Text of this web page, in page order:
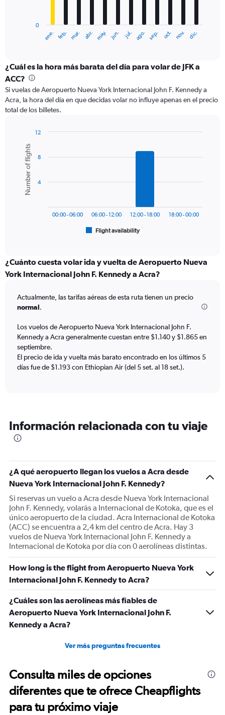
categories.
Range:
12
categories.
The
chart
axis
displaying
values.
Range:
ene. feb. mar. abr. may. jun. jul. ago. sep. oct. nov. dic.
0
¿Cuál es la hora más barata del día para volar de JFK a
ACC?
Si vuelas de Aeropuerto Nueva York Internacional John F. Kennedy a
Acra, la hora del día en que decidas volar no influye apenas en el precio
total de los billetes.
chart
with
bars.
The
categories.
Range:
The
chart
1
Y
axis
displaying
Number
12.
Chart
graphic.
Number of flights
Flight availability
00:00 - 06:00 06:00 - 12:00 12:00 - 18:00 18:00 - 00:00
4
8
12
¿Cuánto cuesta volar ida y vuelta de Aeropuerto Nueva
York Internacional John F. Kennedy a Acra?
Actualmente, las tarifas aéreas de esta ruta tienen un precio
normal.
Los vuelos de Aeropuerto Nueva York Internacional John F.
Kennedy a Acra generalmente cuestan entre $1.140 y $1.865 en
septiembre.
El precio de ida y vuelta más barato encontrado en los últimos 5
días fue de $1.193 con Ethiopian Air (del 5 set. al 18 set.).
Información relacionada con tu viaje
¿A qué aeropuerto llegan los vuelos a Acra desde
Nueva York Internacional John F. Kennedy?
Si reservas un vuelo a Acra desde Nueva York Internacional
John F. Kennedy, volarás a Internacional de Kotoka, que es el
único aeropuerto de la ciudad. Acra Internacional de Kotoka
(ACC) se encuentra a 2,4 km del centro de Acra. Hay 3
vuelos de Nueva York Internacional John F. Kennedy a
Internacional de Kotoka por día con 0 aerolíneas distintas.
How long is the flight from Aeropuerto Nueva York
Internacional John F. Kennedy to Acra?
¿Cuáles son las aerolíneas más fiables de
Aeropuerto Nueva York Internacional John F.
Kennedy a Acra?
Ver más preguntas frecuentes
Consulta miles de opciones
diferentes que te ofrece Cheapflights
para tu próximo viaje